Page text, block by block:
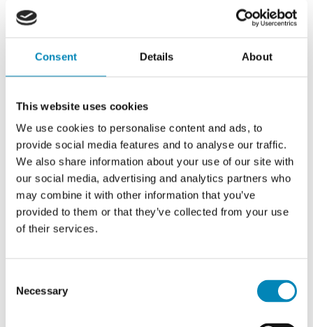
Consent Details About
This website uses cookies
We use cookies to personalise content and ads, to
provide social media features and to analyse our traffic.
We also share information about your use of our site with
our social media, advertising and analytics partners who
may combine it with other information that you’ve
provided to them or that they’ve collected from your use
of their services.
Selection
Necessary
95 Hvid malet
Beskrivelse Levering
Gavl
70,4 x 32,0 cm
Til overskabe Tykkelse: 16mm Hvid malet, passer til front "Hvid malet
front" Integrerbar gavl. Gavlen erstatter den hvide i melamin som
ellers sendes med skabet. Dvs der kommer en melamin-gavl i
overskud som kan smides væk.
Varenr.:IGO-03
Læs mere